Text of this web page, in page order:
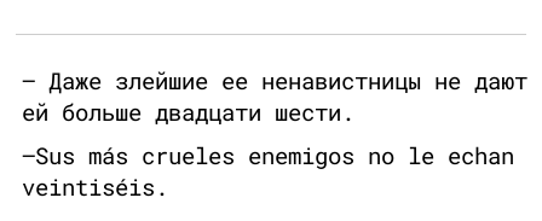
— Даже злейшие ее ненавистницы не дают
ей больше двадцати шести.
—Sus más crueles enemigos no le echan
veintiséis.